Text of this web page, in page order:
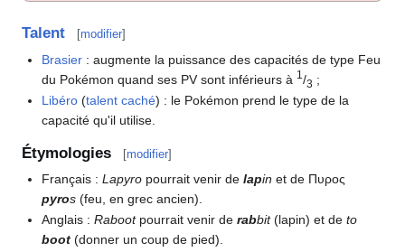
Talent [modifier]
Brasier : augmente la puissance des capacités de type Feu
du Pokémon quand ses PV sont inférieurs à 1 /3 ;
Libéro (talent caché) : le Pokémon prend le type de la
capacité qu'il utilise.
Étymologies [modifier]
Français :Lapyro pourrait venir delapin et de Πυρος
pyros (feu, en grec ancien).
Anglais :Rabootpourrait venir derabbit(lapin) et deto
boot (donner un coup de pied).